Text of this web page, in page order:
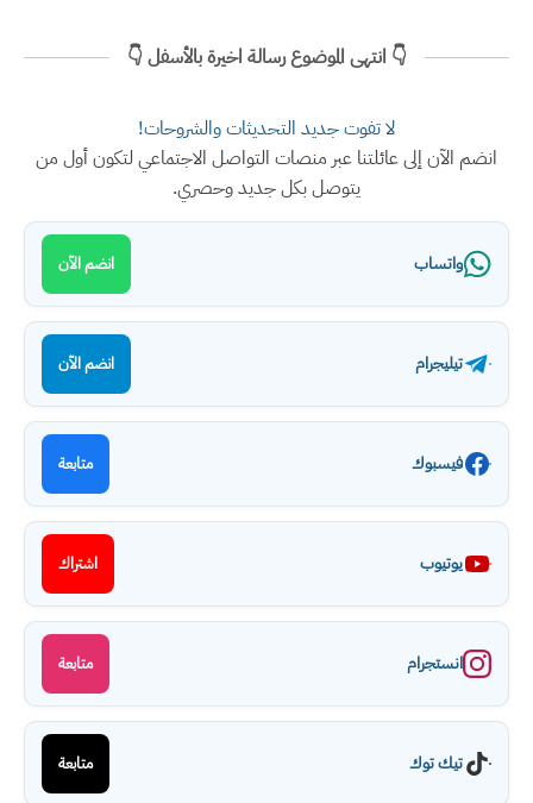
👇 انتهى الموضوع رسالة اخيرة بالأسفل 👇
لا تفوت جديد التحديثات والشروحات!
انضم الآن إلى عائلتنا عبر منصات التواصل الاجتماعي لتكون أول من
يتوصل بكل جديد وحصري.
واتساب انضم الآن
تيليجرام انضم الآن
فيسبوك متابعة
يوتيوب اشتراك
انستجرام متابعة
تيك توك متابعة